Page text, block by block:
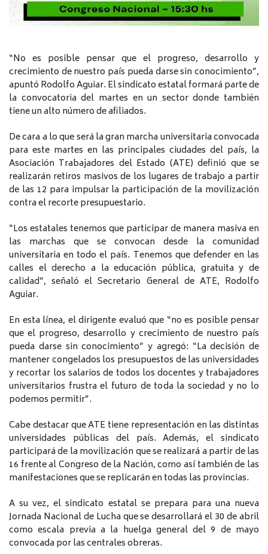
“No es posible pensar que el progreso, desarrollo y
crecimiento de nuestro país pueda darse sin conocimiento”,
apuntó Rodolfo Aguiar. El sindicato estatal formará parte de
la convocatoria del martes en un sector donde también
tiene un alto número de afiliados.
De cara a lo que será la gran marcha universitaria convocada
para este martes en las principales ciudades del país, la
Asociación Trabajadores del Estado (ATE) definió que se
realizarán retiros masivos de los lugares de trabajo a partir
de las 12 para impulsar la participación de la movilización
contra el recorte presupuestario.
“Los estatales tenemos que participar de manera masiva en
las marchas que se convocan desde la comunidad
universitaria en todo el país. Tenemos que defender en las
calles el derecho a la educación pública, gratuita y de
calidad”, señaló el Secretario General de ATE, Rodolfo
Aguiar.
En esta línea, el dirigente evaluó que “no es posible pensar
que el progreso, desarrollo y crecimiento de nuestro país
pueda darse sin conocimiento” y agregó: “La decisión de
mantener congelados los presupuestos de las universidades
y recortar los salarios de todos los docentes y trabajadores
universitarios frustra el futuro de toda la sociedad y no lo
podemos permitir”.
Cabe destacar que ATE tiene representación en las distintas
universidades públicas del país. Además, el sindicato
participará de la movilización que se realizará a partir de las
16 frente al Congreso de la Nación, como así también de las
manifestaciones que se replicarán en todas las provincias.
A su vez, el sindicato estatal se prepara para una nueva
Jornada Nacional de Lucha que se desarrollará el 30 de abril
como escala previa a la huelga general del 9 de mayo
convocada por las centrales obreras.